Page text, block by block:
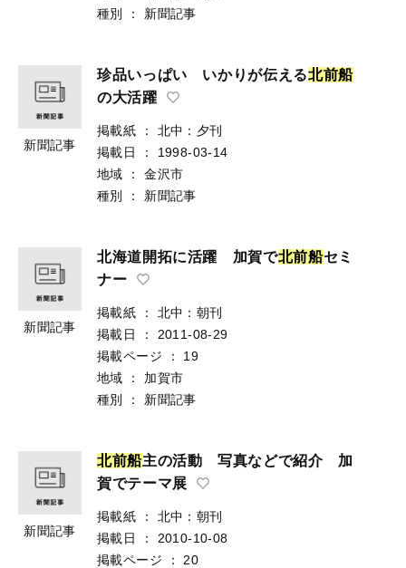
種別
： 新聞記事
新聞記事
珍品いっぱい いかりが伝える北前船
の大活躍
掲載紙 ：
北中：夕刊
掲載日
：
1998-03-14
地域
：
金沢市
種別
： 新聞記事
新聞記事
北海道開拓に活躍 加賀で北前船セミ
ナー
掲載紙 ：
北中：朝刊
掲載日
：
2011-08-29
掲載ページ
：
19
地域
：
加賀市
種別
： 新聞記事
新聞記事
北前船主の活動 写真などで紹介 加
賀でテーマ展
掲載紙 ：
北中：朝刊
掲載日
：
2010-10-08
掲載ページ
：
20